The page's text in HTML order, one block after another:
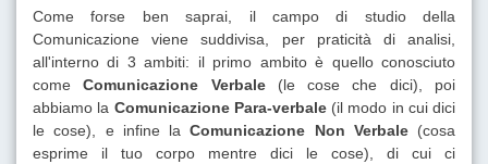
Come forse ben saprai, il campo di studio della
Comunicazione viene suddivisa, per praticità di analisi,
all'interno di 3 ambiti: il primo ambito è quello conosciuto
comeComunicazione Verbale(le cose che dici), poi
abbiamo la Comunicazione Para-verbale(il modo in cui dici
le cose), e infine laComunicazione Non Verbale(cosa
esprime il tuo corpo mentre dici le cose), di cui ci